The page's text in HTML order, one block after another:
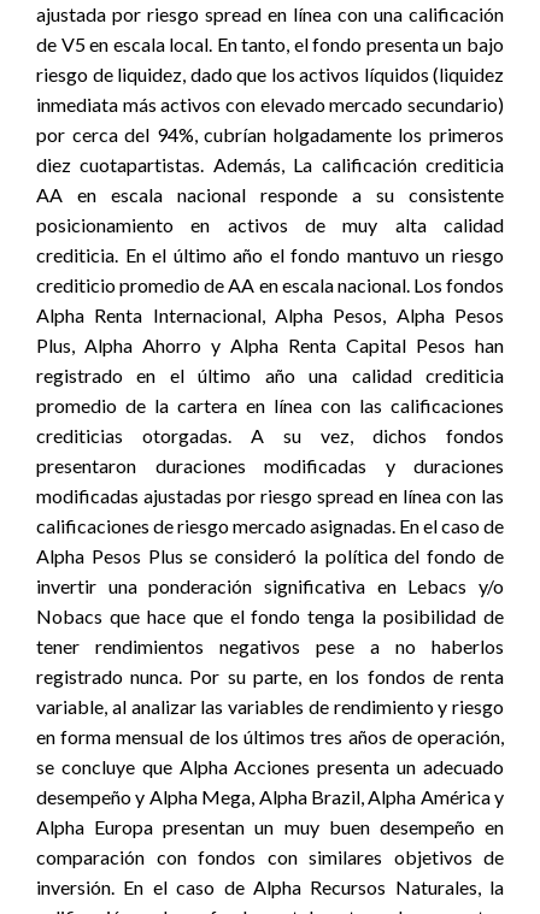
ajustada por riesgo spread en línea con una calificación
de V5 en escala local. En tanto, el fondo presenta un bajo
riesgo de liquidez, dado que los activos líquidos (liquidez
inmediata más activos con elevado mercado secundario)
por cerca del 94%, cubrían holgadamente los primeros
diez cuotapartistas. Además, La calificación crediticia
AA en escala nacional responde a su consistente
posicionamiento en activos de muy alta calidad
crediticia. En el último año el fondo mantuvo un riesgo
crediticio promedio de AA en escala nacional. Los fondos
Alpha Renta Internacional, Alpha Pesos, Alpha Pesos
Plus, Alpha Ahorro y Alpha Renta Capital Pesos han
registrado en el último año una calidad crediticia
promedio de la cartera en línea con las calificaciones
crediticias otorgadas. A su vez, dichos fondos
presentaron duraciones modificadas y duraciones
modificadas ajustadas por riesgo spread en línea con las
calificaciones de riesgo mercado asignadas. En el caso de
Alpha Pesos Plus se consideró la política del fondo de
invertir una ponderación significativa en Lebacs y/o
Nobacs que hace que el fondo tenga la posibilidad de
tener rendimientos negativos pese a no haberlos
registrado nunca. Por su parte, en los fondos de renta
variable, al analizar las variables de rendimiento y riesgo
en forma mensual de los últimos tres años de operación,
se concluye que Alpha Acciones presenta un adecuado
desempeño y Alpha Mega, Alpha Brazil, Alpha América y
Alpha Europa presentan un muy buen desempeño en
comparación con fondos con similares objetivos de
inversión. En el caso de Alpha Recursos Naturales, la